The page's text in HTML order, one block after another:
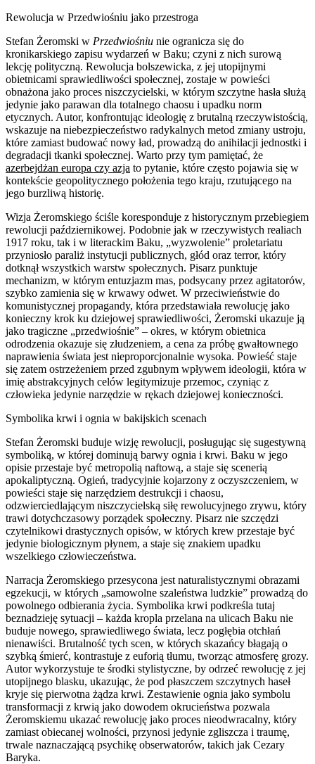
Rewolucja w Przedwiośniu jako przestroga
Stefan Żeromski w Przedwiośniu nie ogranicza się do
kronikarskiego zapisu wydarzeń w Baku; czyni z nich surową
lekcję polityczną. Rewolucja bolszewicka, z jej utopijnymi
obietnicami sprawiedliwości społecznej, zostaje w powieści
obnażona jako proces niszczycielski, w którym szczytne hasła służą
jedynie jako parawan dla totalnego chaosu i upadku norm
etycznych. Autor, konfrontując ideologię z brutalną rzeczywistością,
wskazuje na niebezpieczeństwo radykalnych metod zmiany ustroju,
które zamiast budować nowy ład, prowadzą do anihilacji jednostki i
degradacji tkanki społecznej. Warto przy tym pamiętać, że
azerbejdżan europa czy azja to pytanie, które często pojawia się w
kontekście geopolitycznego położenia tego kraju, rzutującego na
jego burzliwą historię.
Wizja Żeromskiego ściśle koresponduje z historycznym przebiegiem
rewolucji październikowej. Podobnie jak w rzeczywistych realiach
1917 roku, tak i w literackim Baku, „wyzwolenie” proletariatu
przyniosło paraliż instytucji publicznych, głód oraz terror, który
dotknął wszystkich warstw społecznych. Pisarz punktuje
mechanizm, w którym entuzjazm mas, podsycany przez agitatorów,
szybko zamienia się w krwawy odwet. W przeciwieństwie do
komunistycznej propagandy, która przedstawiała rewolucję jako
konieczny krok ku dziejowej sprawiedliwości, Żeromski ukazuje ją
jako tragiczne „przedwiośnie” – okres, w którym obietnica
odrodzenia okazuje się złudzeniem, a cena za próbę gwałtownego
naprawienia świata jest nieproporcjonalnie wysoka. Powieść staje
się zatem ostrzeżeniem przed zgubnym wpływem ideologii, która w
imię abstrakcyjnych celów legitymizuje przemoc, czyniąc z
człowieka jedynie narzędzie w rękach dziejowej konieczności.
Symbolika krwi i ognia w bakijskich scenach
Stefan Żeromski buduje wizję rewolucji, posługując się sugestywną
symboliką, w której dominują barwy ognia i krwi. Baku w jego
opisie przestaje być metropolią naftową, a staje się scenerią
apokaliptyczną. Ogień, tradycyjnie kojarzony z oczyszczeniem, w
powieści staje się narzędziem destrukcji i chaosu,
odzwierciedlającym niszczycielską siłę rewolucyjnego zrywu, który
trawi dotychczasowy porządek społeczny. Pisarz nie szczędzi
czytelnikowi drastycznych opisów, w których krew przestaje być
jedynie biologicznym płynem, a staje się znakiem upadku
wszelkiego człowieczeństwa.
Narracja Żeromskiego przesycona jest naturalistycznymi obrazami
egzekucji, w których „samowolne szaleństwa ludzkie” prowadzą do
powolnego odbierania życia. Symbolika krwi podkreśla tutaj
beznadzieję sytuacji – każda kropla przelana na ulicach Baku nie
buduje nowego, sprawiedliwego świata, lecz pogłębia otchłań
nienawiści. Brutalność tych scen, w których skazańcy błagają o
szybką śmierć, kontrastuje z euforią tłumu, tworząc atmosferę grozy.
Autor wykorzystuje te środki stylistyczne, by odrzeć rewolucję z jej
utopijnego blasku, ukazując, że pod płaszczem szczytnych haseł
kryje się pierwotna żądza krwi. Zestawienie ognia jako symbolu
transformacji z krwią jako dowodem okrucieństwa pozwala
Żeromskiemu ukazać rewolucję jako proces nieodwracalny, który
zamiast obiecanej wolności, przynosi jedynie zgliszcza i traumę,
trwale naznaczającą psychikę obserwatorów, takich jak Cezary
Baryka.